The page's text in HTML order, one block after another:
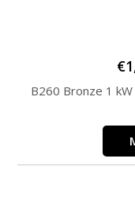
€
B260 Bronze 1